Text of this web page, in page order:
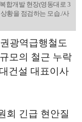
합개발 현장(영동대로 3
황을 점검하는 모습./사
광역급행철도
모의 철근 누락
건설 대표이사
회 긴급 현안질